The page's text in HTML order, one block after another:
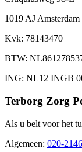
1019 AJ Amsterdam
Kvk: 78143470
BTW:
ING: NL12 INGB
Terborg Zorg
Als u belt voor het
Algemeen: 020-